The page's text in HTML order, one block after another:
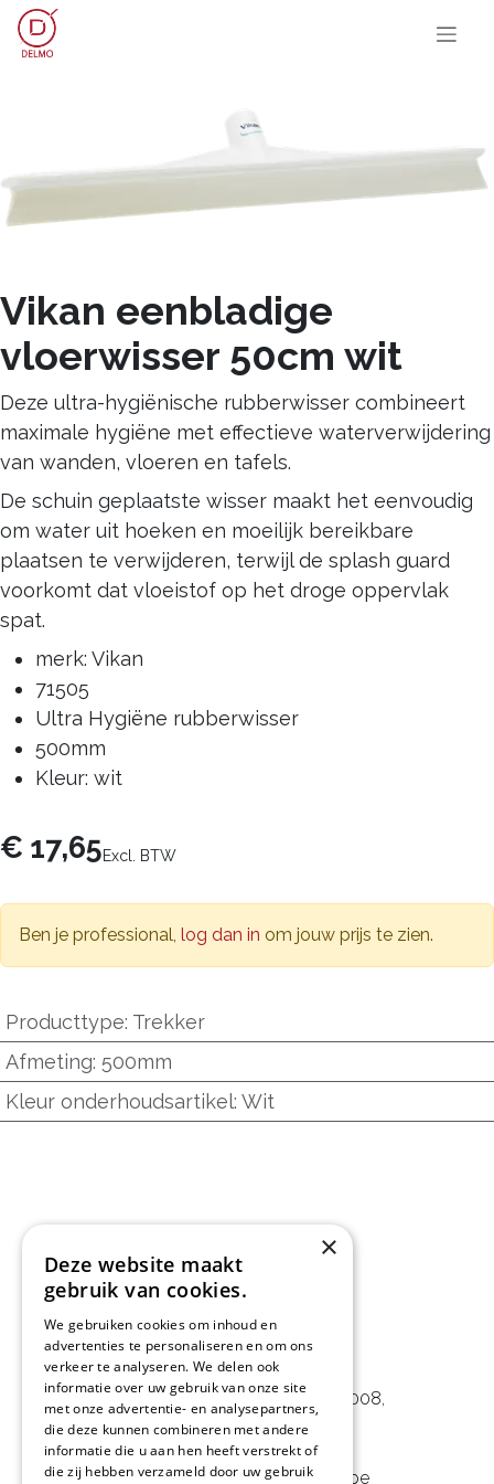
OVERSLAAN NAAR INHOUD
Vikan eenbladige
vloerwisser 50cm wit
Deze ultra-hygiënische rubberwisser combineert
maximale hygiëne met effectieve waterverwijdering
van wanden, vloeren en tafels.
De schuin geplaatste wisser maakt het eenvoudig
om water uit hoeken en moeilijk bereikbare
plaatsen te verwijderen, terwijl de splash guard
voorkomt dat vloeistof op het droge oppervlak
spat.
merk: Vikan
71505
Ultra Hygiëne rubberwisser
500mm
Kleur: wit
€ 17,65Excl. BTW
Ben je professional, log dan in om jouw prijs te zien.
Producttype: Trekker
Afmeting: 500mm
Kleur onderhoudsartikel: Wit
L&D Foodpartner BV
Noorwegenstraat 29D, Haven 8008,
9940 Evergem, BE
09 253 49 57- mail@delmo.be
×
Deze website maakt
gebruik van cookies.
We gebruiken cookies om inhoud en
advertenties te personaliseren en om ons
verkeer te analyseren. We delen ook
informatie over uw gebruik van onze site
met onze advertentie- en analysepartners,
die deze kunnen combineren met andere
informatie die u aan hen heeft verstrekt of
die zij hebben verzameld door uw gebruik